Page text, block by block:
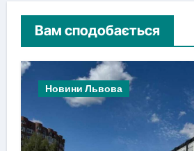
Вам сподобається
Новини Львова